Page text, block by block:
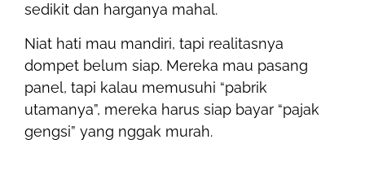
sedikit dan harganya mahal.
Niat hati mau mandiri, tapi realitasnya
dompet belum siap. Mereka mau pasang
panel, tapi kalau memusuhi “pabrik
utamanya”, mereka harus siap bayar “pajak
gengsi” yang nggak murah.